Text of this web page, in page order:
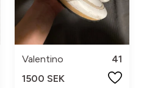
Valentino
41
1500 SEK